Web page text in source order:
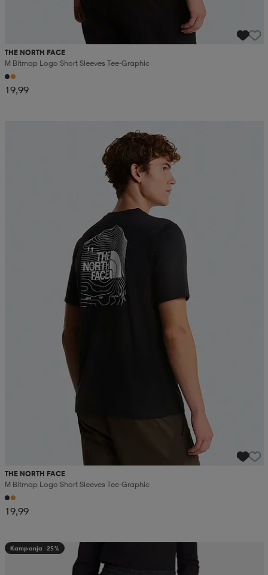
THE NORTH FACE
M Bitmap Logo Short Sleeves Tee-Graphic
19,99
THE NORTH FACE
M Bitmap Logo Short Sleeves Tee-Graphic
19,99
Kampanja -25%